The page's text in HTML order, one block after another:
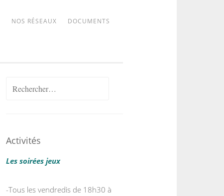
NOS RÉSEAUX DOCUMENTS
Rechercher :
Activités
Les soirées jeux
-Tous les vendredis de 18h30 à